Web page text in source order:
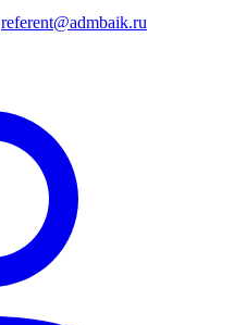
referent@admbaik.ru